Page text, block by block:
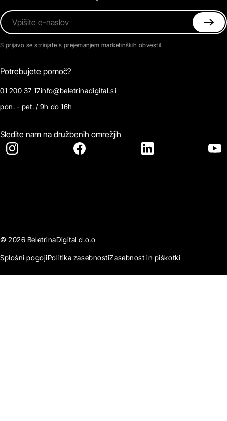
Vpišite e-naslov
S prijavo se strinjate s prejemanjem marketinških obvestil.
Potrebujete pomoč?
01 200 37 17info@beletrinadigital.si
pon. - pet. / 9h do 16h
Sledite nam na družbenih omrežjih
© 2026 BeletrinaDigital d.o.o
Splošni pogojiPolitika zasebnostiZasebnost in piškotki